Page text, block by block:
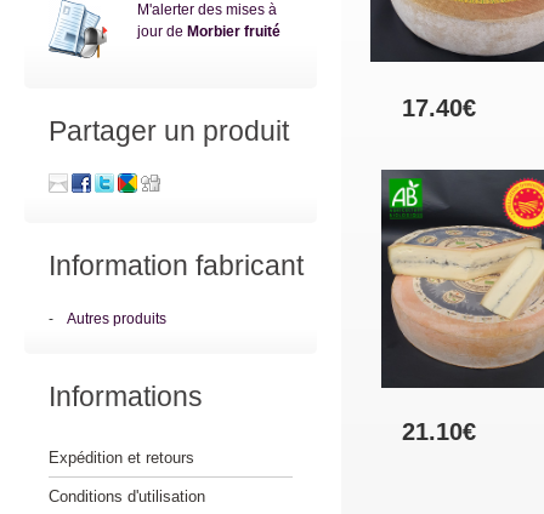
17.40€
21.10€
M'alerter des mises à
jour de Morbier fruité
Partager un produit
Information fabricant
- Autres produits
Informations
Expédition et retours
Conditions d'utilisation